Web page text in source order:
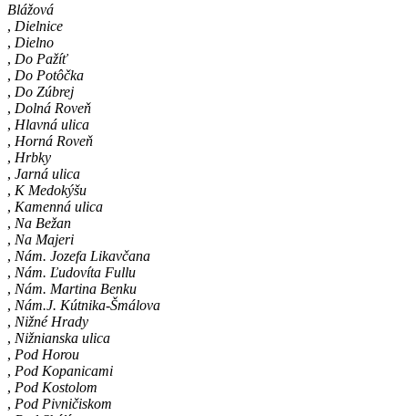
Blážová
, Dielnice
, Dielno
, Do Pažíť
, Do Potôčka
, Do Zúbrej
, Dolná Roveň
, Hlavná ulica
, Horná Roveň
, Hrbky
, Jarná ulica
, K Medokýšu
, Kamenná ulica
, Na Bežan
, Na Majeri
, Nám. Jozefa Likavčana
, Nám. Ľudovíta Fullu
, Nám. Martina Benku
, Nám.J. Kútnika-Šmálova
, Nižné Hrady
, Nižnianska ulica
, Pod Horou
, Pod Kopanicami
, Pod Kostolom
, Pod Pivničiskom